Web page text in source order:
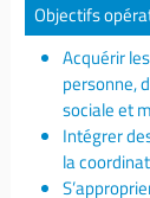
Objectifs
Acquérir
personne,
sociale et
Intégrer
la